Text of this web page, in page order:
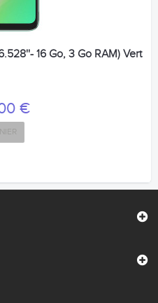
16 Go, 3 Go RAM) Vert
€